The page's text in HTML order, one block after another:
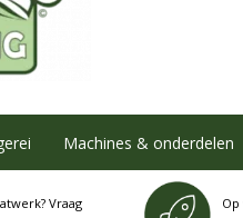
Machines & onderdelen
Vraag